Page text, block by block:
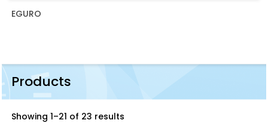
EGURO
Products
Showing 1–21 of 23 results